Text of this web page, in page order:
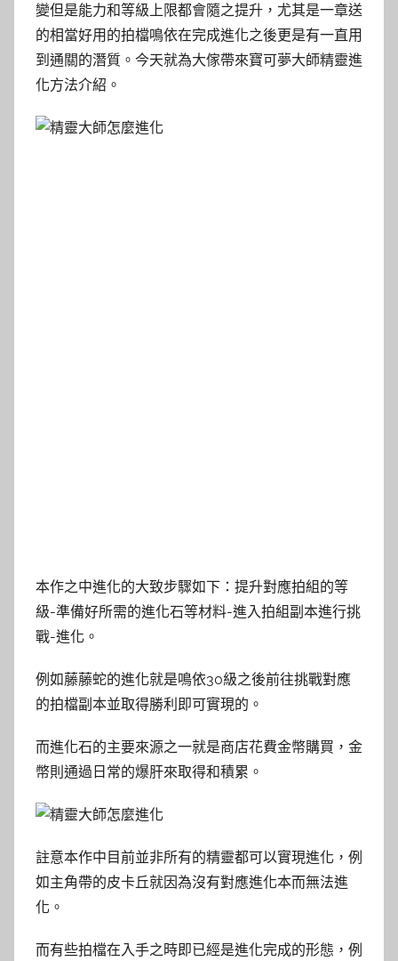
變但是能力和等級上限都會隨之提升，尤其是一章送
的相當好用的拍檔鳴依在完成進化之後更是有一直用
到通關的潛質。今天就為大傢帶來寶可夢大師精靈進
化方法介紹。
本作之中進化的大致步驟如下：提升對應拍組的等
級-準備好所需的進化石等材料-進入拍組副本進行挑
戰-進化。
例如藤藤蛇的進化就是鳴依30級之後前往挑戰對應
的拍檔副本並取得勝利即可實現的。
而進化石的主要來源之一就是商店花費金幣購買，金
幣則通過日常的爆肝來取得和積累。
註意本作中目前並非所有的精靈都可以實現進化，例
如主角帶的皮卡丘就因為沒有對應進化本而無法進
化。
而有些拍檔在入手之時即已經是進化完成的形態，例